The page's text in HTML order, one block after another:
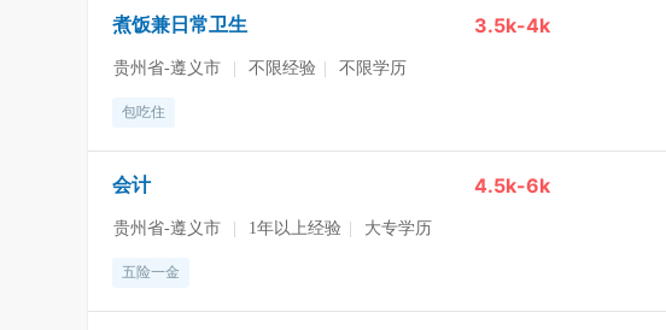
煮饭兼日常卫生 3.5k-4k
贵州省-遵义市 不限经验 不限学历
包吃住
会计 4.5k-6k
贵州省-遵义市 1年以上经验 大专学历
五险一金